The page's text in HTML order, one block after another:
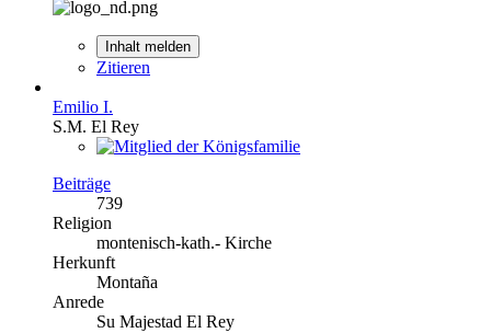
Inhalt melden
Zitieren
Emilio I.
S.M. El Rey
Beiträge
739
Religion
montenisch-kath.- Kirche
Herkunft
Montaña
Anrede
Su Majestad El Rey